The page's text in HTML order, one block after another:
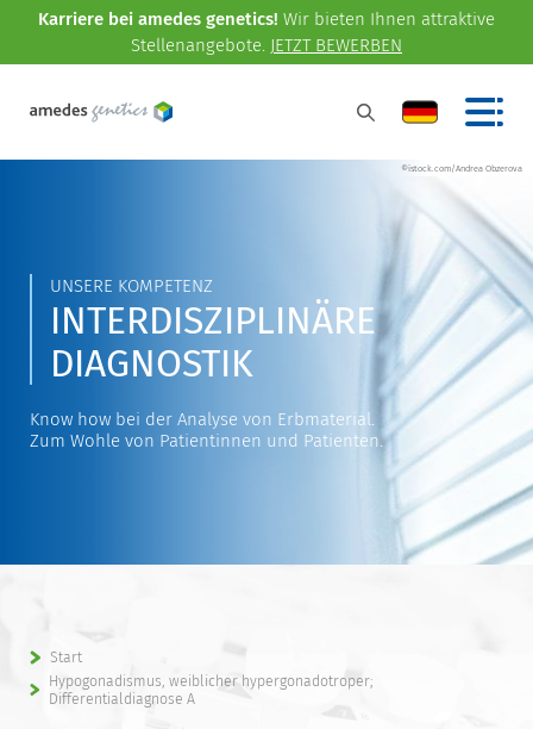
Karriere bei amedes genetics! Wir bieten Ihnen attraktive
Stellenangebote. JETZT BEWERBEN
©istock.com/Andrea Obzerova
UNSERE KOMPETENZ
INTERDISZIPLINÄRE
DIAGNOSTIK
Know how bei der Analyse von Erbmaterial.
Zum Wohle von Patientinnen und Patienten.
Start
Hypogonadismus, weiblicher hypergonadotroper;
Differentialdiagnose A